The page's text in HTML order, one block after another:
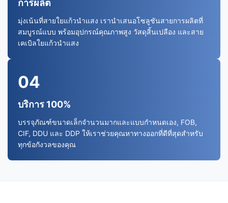
การผลิต
มุ่งเน้นที่สายใยแก้วนำแสง เรานำเสนอโซลูชันสายการผลิตที่
สมบูรณ์แบบ พร้อมอุปกรณ์คุณภาพสูง วัสดุสิ้นเปลือง และสาย
เคเบิลใยแก้วนำแสง
04
บริการ 100%
บรรจุภัณฑ์ขนาดเล็กจำนวนมากและแบบกำหนดเอง, FOB,
CIF, DDU และ DDP ให้เราช่วยคุณหาทางออกที่ดีที่สุดสำหรับ
ทุกข้อกังวลของคุณ